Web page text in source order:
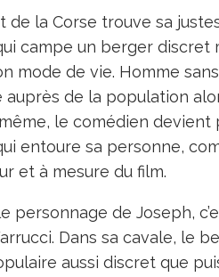
de la Corse trouve sa
campe un berger discret
mode de vie. Homme
auprès de la population
le comédien
entoure sa personne,
et à mesure du film.
personnage de Joseph,
Dans sa cavale, le
aussi discret que